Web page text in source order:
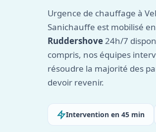
Urgence de chauffage à
Sanichauffe est mobilisé
Ruddershove24h/7
compris, nos équipes
résoudre la majorité des
devoir revenir.
Intervention en 45 min